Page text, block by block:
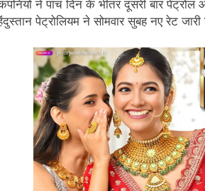
ने पांच दिन के भीतर दूसरी बार
पेट्रोलियम ने सोमवार सुबह नए रेट